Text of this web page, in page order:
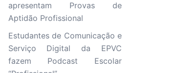
apresentam Provas de
Aptidão Profissional
Estudantes de Comunicação e
Serviço Digital da EPVC
fazem Podcast Escolar